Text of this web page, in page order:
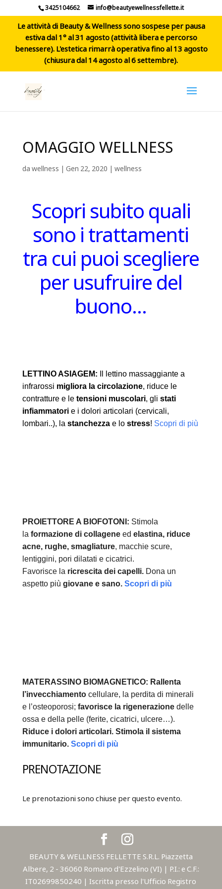
3425104662 info@beautyewellnessfellette.it
Le attività di Beauty & Wellness sono sospese per pausa
estiva dal 1° al 31 agosto (attività libera e percorso
benessere). L'estetica rimarrà operativa fino al 13 agosto
(chiusura dal 14 agosto al 6 settembre).
OMAGGIO WELLNESS
dawellness | Gen 22, 2020 | wellness
Scopri subito quali
sono i trattamenti
tra cui puoi scegliere
per usufruire del
buono…
LETTINO ASIAGEM:
Il lettino massaggiante a
infrarossi migliora la circolazione, riduce le
contratture e le tensioni muscolari, gli stati
infiammatori e i dolori articolari (cervicali,
lombari..), la stanchezzae lo stress! Scopri di più
PROIETTORE A BIOFOTONI: Stimola
la formazione di collagene ed elastina, riduce
acne, rughe, smagliature, macchie scure,
lentiggini, pori dilatati e cicatrici.
Favorisce la ricrescita dei capelli. Dona un
aspetto più giovane e sano. Scopri di più
MATERASSINO BIOMAGNETICO: Rallenta
l’invecchiamentocellulare, la perdita di minerali
e l’osteoporosi; favorisce la rigenerazionedelle
ossa e della pelle (ferite, cicatrici, ulcere…).
Riduce i dolori articolari. Stimola il sistema
immunitario. Scopri di più
PRENOTAZIONE
Le prenotazioni sono chiuse per questo evento.
BEAUTY & WELLNESS FELLETTE S.R.L. Piazzetta
Albere, 2 - 36060 Romano d'Ezzelino (VI) | P.I.: e C.F.:
IT02699850240 | Iscritta presso l'Ufficio Registro